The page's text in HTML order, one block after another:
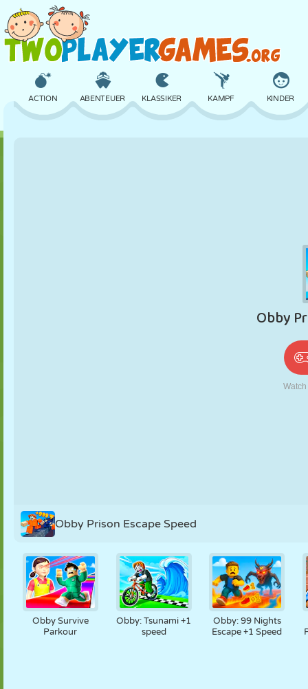
ACTION ABENTEUER KLASSIKER KAMPF KINDER
ROBOTER
Obby Prison Escape Speed
Obby Survive
Parkour
Obby: Tsunami +1
speed
Obby: 99 Nights
Escape +1 Speed